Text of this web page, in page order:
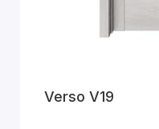
Verso V19